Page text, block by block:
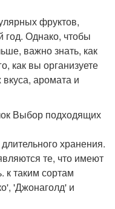
фруктов,
год. Однако, чтобы
важно знать, как
как вы организуете
аромата и
Выбор подходящих
хранения.
те, что имеют
к таким сортам
'Джонаголд' и